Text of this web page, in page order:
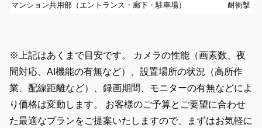
マンション共用部（エントランス・廊下・駐車場）
耐衝撃ド
※上記はあくまで目安です。 カメラの性能（画素数、夜
間対応、AI機能の有無など）、設置場所の状況（高所作
業、配線距離など）、録画期間、モニターの有無などによ
り価格は変動します。 お客様のご予算とご要望に合わせ
た最適なプランをご提案いたしますので、まずはお気軽に